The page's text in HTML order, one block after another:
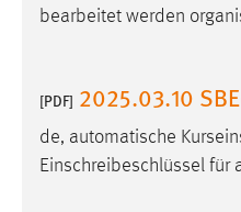
bearbeitet werden
[PDF] 2025.03.10
de, automatische
Einschreibeschlüssel für
nutzen
Cookie Laufzeit:
style-